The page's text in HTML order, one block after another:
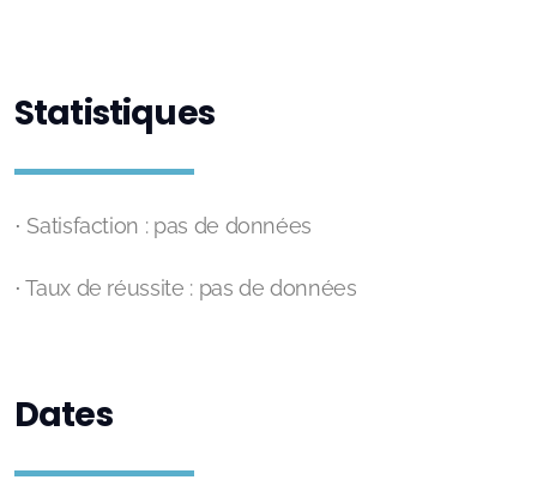
Statistiques
⋅ Satisfaction : pas de données
⋅ Taux de réussite : pas de données
Dates